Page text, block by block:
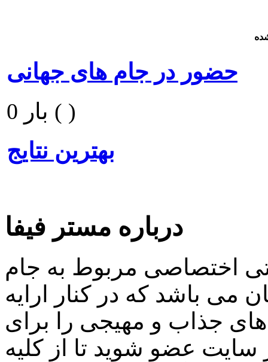
حضور در جام های جهانی
0 بار ( )
بهترین نتایج
درباره مستر فیفا
اختصاصی مربوط به جام
می باشد که در کنار ارایه
جذاب و مهیجی را برای
عضو شوید تا از کلیه